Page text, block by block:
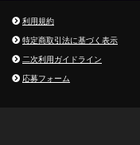
利用規約
特定商取引法に基づく表示
二次利用ガイドライン
応募フォーム